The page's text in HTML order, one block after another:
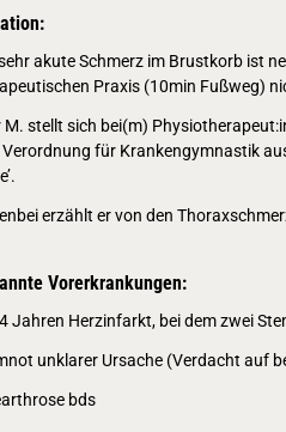
akute Schmerz im Brustkorb ist
Praxis (10min Fußweg)
M. stellt sich bei(m)
Verordnung für Krankengymnastik
erzählt er von den
Vorerkrankungen:
Jahren Herzinfarkt, bei dem zwei
unklarer Ursache (Verdacht auf
bds